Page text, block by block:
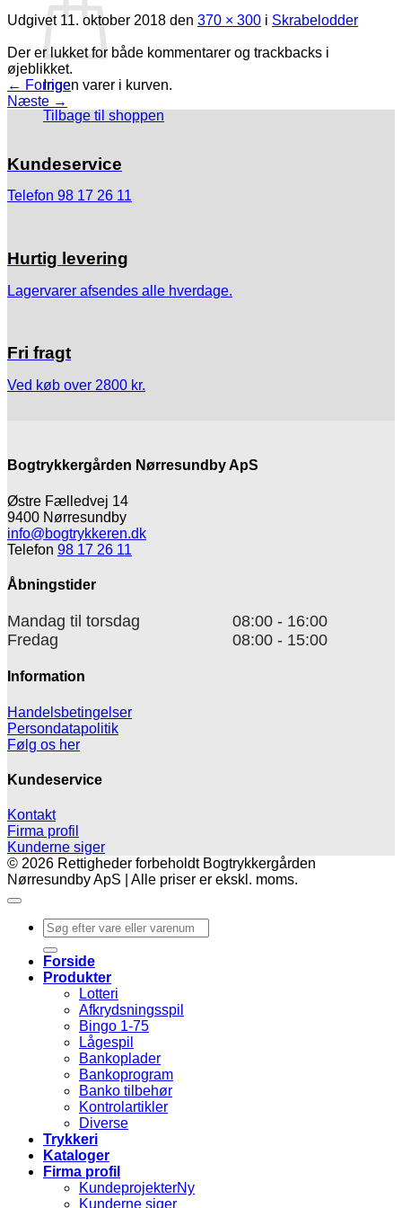
Ingen varer i kurven.
Tilbage til shoppen
Udgivet 11. oktober 2018 den 370 × 300 i Skrabelodder
Der er lukket for både kommentarer og trackbacks i
øjeblikket.
← Forrige
Næste →
Kundeservice
Telefon 98 17 26 11
Hurtig levering
Lagervarer afsendes alle hverdage.
Fri fragt
Ved køb over 2800 kr.
Bogtrykkergården Nørresundby ApS
Østre Fælledvej 14
9400 Nørresundby
info@bogtrykkeren.dk
Telefon 98 17 26 11
Åbningstider
Mandag til torsdag
08:00 - 16:00
Fredag
08:00 - 15:00
Information
Handelsbetingelser
Persondatapolitik
Følg os her
Kundeservice
Kontakt
Firma profil
Kunderne siger
© 2026 Rettigheder forbeholdt Bogtrykkergården
Nørresundby ApS | Alle priser er ekskl. moms.
Søg
efter:
Forside
Produkter
Lotteri
Afkrydsningsspil
Bingo 1-75
Lågespil
Bankoplader
Bankoprogram
Banko tilbehør
Kontrolartikler
Diverse
Trykkeri
Kataloger
Firma profil
Kundeprojekter
Kunderne siger